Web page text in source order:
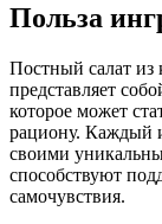
Польза
Постный салат из
представляет
которое может
рациону. Каждый
своими
способствуют
самочувствия.